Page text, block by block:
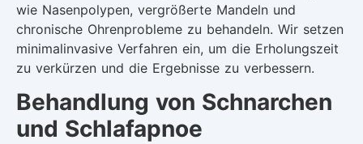
wie Nasenpolypen, vergrößerte Mandeln und
chronische Ohrenprobleme zu behandeln. Wir setzen
minimalinvasive Verfahren ein, um die Erholungszeit
zu verkürzen und die Ergebnisse zu verbessern.
Behandlung von Schnarchen
und Schlafapnoe